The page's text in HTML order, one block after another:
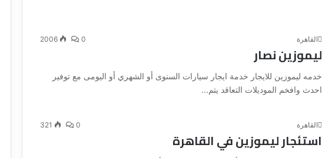
القاهرة 0
2006
ليموزين نصار
خدمه ليموزين للايجار خدمة ايجار سيارات السنوى أو الشهري أو اليومى مع توفير
احدث وافخم الموديلات التعاقد يتم...
القاهرة 0
321
استئجار ليموزين في القاهرة